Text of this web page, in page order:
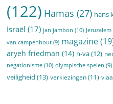
(122) Hamas (27) hans
Israël (17) jan jambon (10) Jeruzalem
van campenhout (9) magazine
aryeh friedman (14) n-va(12)
negationisme (10) olympische spelen (9)
veiligheid (13) verkiezingen(11)